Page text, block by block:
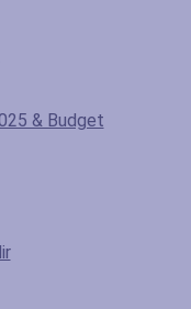
& Budget